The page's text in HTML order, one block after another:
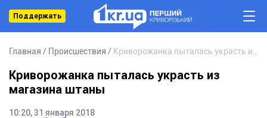
Поддержать
Главная Происшествия
Криворожанка пыталась украсть из
магазина штаны
10:20, 31 января 2018